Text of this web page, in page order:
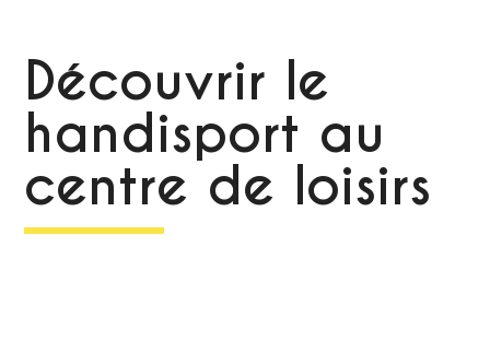
Découvrir le
handisport au
centre de loisirs